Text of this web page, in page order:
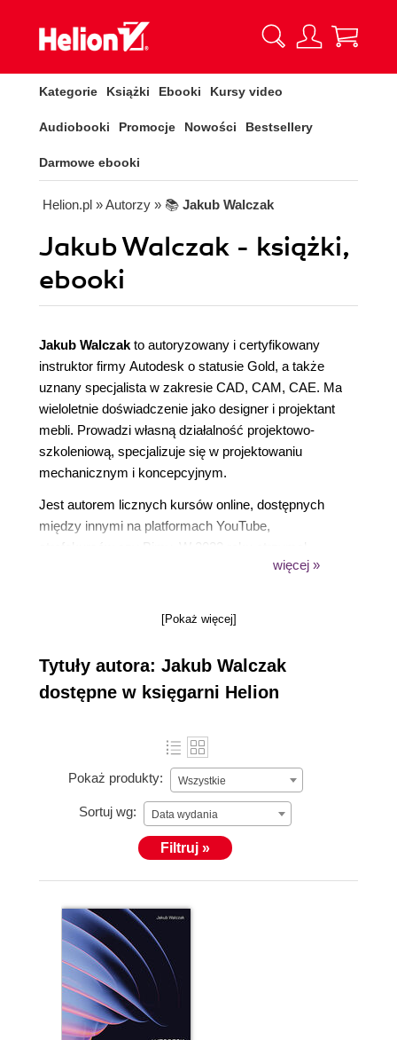
Kategorie Książki Ebooki Kursy video
Audiobooki Promocje Nowości Bestsellery
Darmowe ebooki
Helion.pl » Autorzy » 📚 Jakub Walczak
Jakub Walczak - książki,
ebooki
Jakub Walczak to autoryzowany i certyfikowany
instruktor firmy Autodesk o statusie Gold, a także
uznany specjalista w zakresie CAD, CAM, CAE. Ma
wieloletnie doświadczenie jako designer i projektant
mebli. Prowadzi własną działalność projektowo-
szkoleniową, specjalizuje się w projektowaniu
mechanicznym i koncepcyjnym.
Jest autorem licznych kursów online, dostępnych
między innymi na platformach YouTube,
nagrodę Twórca Doceniony przez Klientów na
Polsce oficjalne szkolenie z oprogramowania
W swojej karierze wdrażał innowacyjne produkty w
takich branżach jak meblarstwo, motoryzacja,
technologia Hi-Fi audio, medycyna i rolnictwo. Jako
technicznymi, w tym Politechniką Wrocławską,
Politechniką Łódzką, Politechniką Białostocką i
W ramach współpracy z marką GO.CE Design
uczestniczył w tworzeniu futurystycznych mebli,
więcej »
[Pokaż więcej]
Tytuły autora: Jakub Walczak
dostępne w księgarni Helion
Pokaż produkty: Wszystkie
Sortuj wg: Data wydania
Filtruj »